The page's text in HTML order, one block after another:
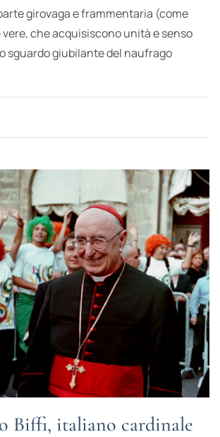
girovaga e frammentaria (come
che acquisiscono unità e senso
sguardo giubilante del naufrago
Biffi, italiano cardinale